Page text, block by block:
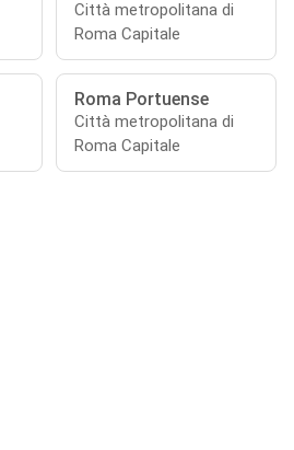
Città metropolitana di
Roma Capitale
Roma Portuense
Città metropolitana di
Roma Capitale